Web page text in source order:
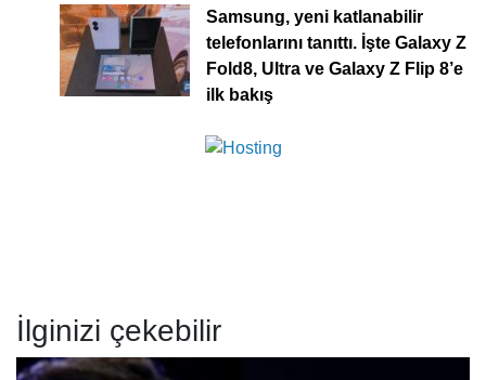
Samsung, yeni katlanabilir
telefonlarını tanıttı. İşte Galaxy Z
Fold8, Ultra ve Galaxy Z Flip 8’e
ilk bakış
İlginizi çekebilir